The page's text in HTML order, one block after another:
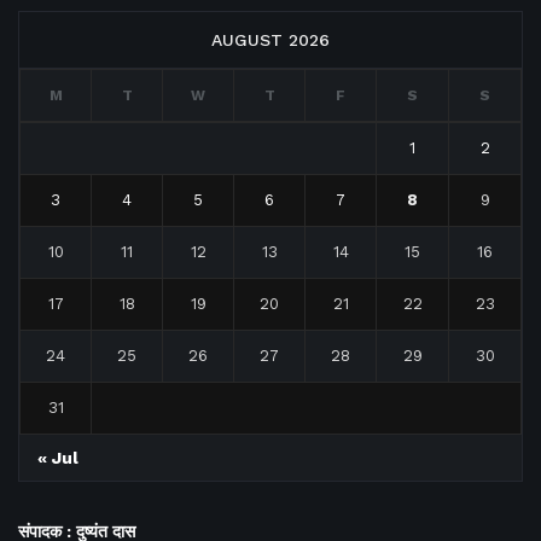
AUGUST 2026
M T W T F S S
1 2
3 4 5 6 7 8 9
10 11 12 13 14 15 16
17 18 19 20 21 22 23
24 25 26 27 28 29 30
31
« Jul
संपादक : दुष्यंत दास